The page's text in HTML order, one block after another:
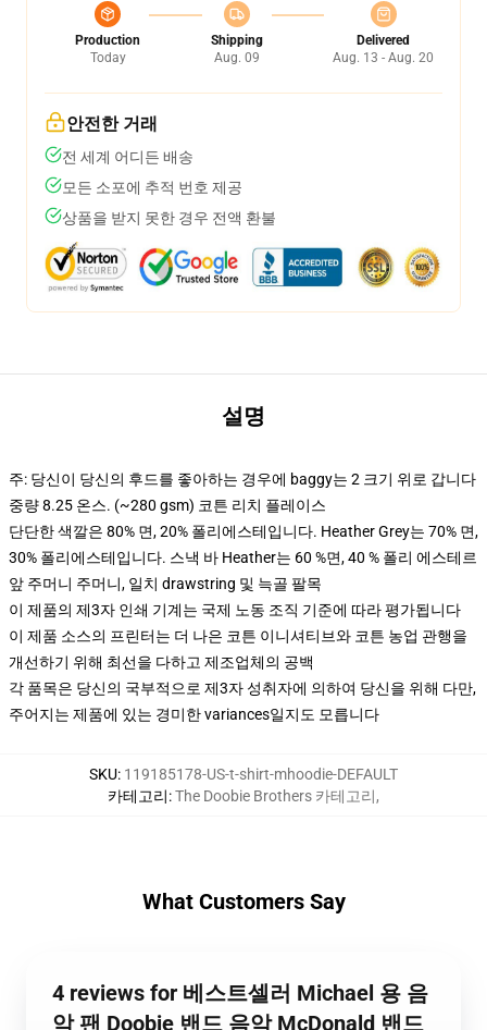
Production
Today
Shipping
Aug. 09
Delivered
Aug. 13 - Aug. 20
안전한 거래
전 세계 어디든 배송
모든 소포에 추적 번호 제공
상품을 받지 못한 경우 전액 환불
설명
주: 당신이 당신의 후드를 좋아하는 경우에 baggy는 2 크기 위로 갑니다
중량 8.25 온스. (~280 gsm) 코튼 리치 플레이스
단단한 색깔은 80% 면, 20% 폴리에스테입니다. Heather Grey는 70% 면,
30% 폴리에스테입니다. 스낵 바 Heather는 60 %면, 40 % 폴리 에스테르
앞 주머니 주머니, 일치 drawstring 및 늑골 팔목
이 제품의 제3자 인쇄 기계는 국제 노동 조직 기준에 따라 평가됩니다
이 제품 소스의 프린터는 더 나은 코튼 이니셔티브와 코튼 농업 관행을
개선하기 위해 최선을 다하고 제조업체의 공백
각 품목은 당신의 국부적으로 제3자 성취자에 의하여 당신을 위해 다만,
주어지는 제품에 있는 경미한 variances일지도 모릅니다
SKU: 119185178-US-t-shirt-mhoodie-DEFAULT
카테고리:The Doobie Brothers 카테고리,
What Customers Say
4 reviews for 베스트셀러 Michael 용 음
악 팬 Doobie 밴드 음악 McDonald 밴드